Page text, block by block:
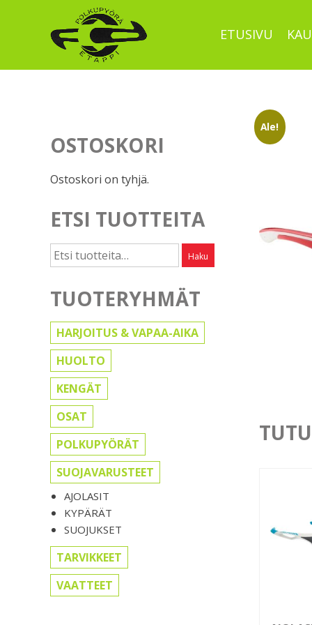
ETUSIVU
OSTOSKORI
Ostoskori on tyhjä.
ETSI TUOTTEITA
Etsi: Haku
TUOTERYHMÄT
HARJOITUS & VAPAA-AIKA
HUOLTO
KENGÄT
OSAT
POLKUPYÖRÄT
SUOJAVARUSTEET
AJOLASIT
KYPÄRÄT
SUOJUKSET
TARVIKKEET
VAATTEET
Ale!